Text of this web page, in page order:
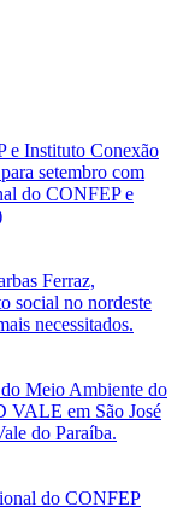
e Instituto Conexão
setembro com
do CONFEP e
Ferraz,
social no nordeste
necessitados.
Meio Ambiente do
VALE em São José
do Paraíba.
do CONFEP